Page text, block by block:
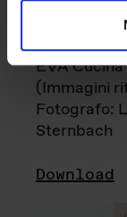
EVA Cucina
(Immagini
Fotografo:
Sternbach
Download